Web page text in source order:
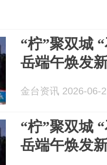
“柠”聚双城
岳端午焕发
金台资讯 2026-06-
“柠”聚双城
岳端午焕发